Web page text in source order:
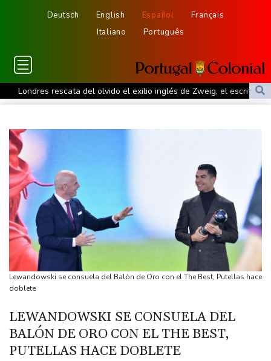
Deutsch English Español
Français
Italiano
Português
Londres rescata del olvido el exilio inglés de Zweig, el escritor
huido de los nazis
Costa Rica
De la Espriella: un showman pro-Trump es el nuevo presidente
de Colombia
Ataques de rebeldes hutíes dejan 10 muertos en región
petrolera de Yemen
España impone controles fronterizos a Italia en medio de crisis
por migrantes
Infantino recibe en Colombia el apoyo del fútbol de Sudamérica
De la Espriella: un millonario pro-Trump en la presidencia de
España lanza un ultimátum a Italia para que levante controles
fronterizos
Exabogado de Trump listo para ser confirmado como fiscal
Lewandowski se consuela del Balón de Oro con el The Best, Putellas hace
doblete
LEWANDOWSKI SE CONSUELA DEL
BALÓN DE ORO CON EL THE BEST,
PUTELLAS HACE DOBLETE